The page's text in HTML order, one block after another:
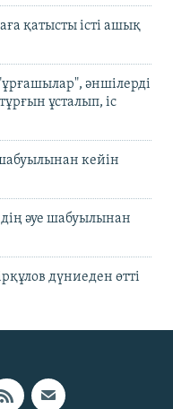
қатысты істі ашық
әншілерді
ұсталып, іс
кейін
әуе шабуылынан
дүниеден өтті